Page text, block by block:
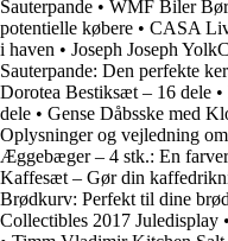
Sauterpande • WMF Biler
potentielle købere • CASA
i haven • Joseph Joseph
Sauterpande: Den perfekte
Dorotea Bestiksæt – 16 dele •
dele • Gense Dåbsske med
Oplysninger og vejledning
Æggebæger – 4 stk.: En
Kaffesæt – Gør din
Brødkurv: Perfekt til dine
Collectibles 2017 Juledisplay •